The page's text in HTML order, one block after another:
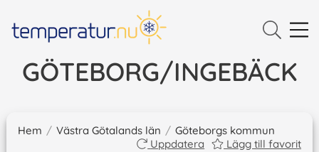
GÖTEBORG/INGEBÄCK
Hem / Västra Götalands län / Göteborgs kommun
Uppdatera
Lägg till favorit